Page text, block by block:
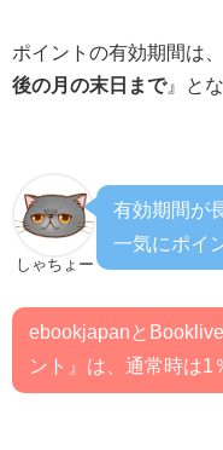
ポイントの有効期間は
後の月の末日まで』と
しゃちょー
有効期間が
一気にポイ
ebookjapanと
ント』は、通常時は1